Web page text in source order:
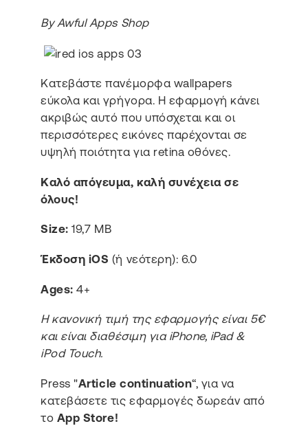
By Awful Apps Shop
Κατεβάστε πανέμορφα wallpapers
εύκολα και γρήγορα. Η εφαρμογή κάνει
ακριβώς αυτό που υπόσχεται και οι
περισσότερες εικόνες παρέχονται σε
υψηλή ποιότητα για retina οθόνες.
Καλό απόγευμα, καλή συνέχεια σε
όλους!
Size: 19,7 MB
Έκδοση iOS (ή νεότερη): 6.0
Ages: 4+
Η κανονική τιμή της εφαρμογής είναι 5€
και είναι διαθέσιμη για iPhone, iPad &
iPod Touch.
Press "Article continuation“, για να
κατεβάσετε τις εφαρμογές δωρεάν από
το App Store!